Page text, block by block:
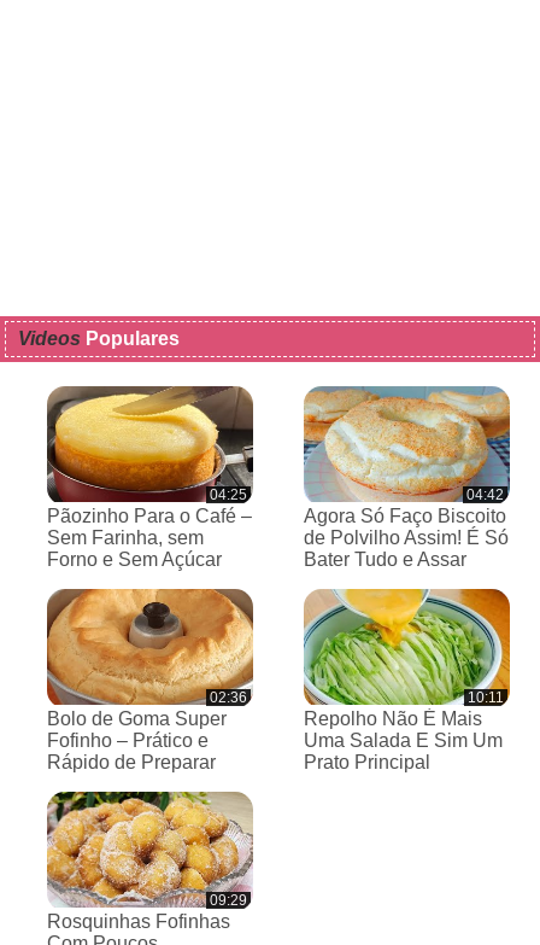
Videos Populares
04:25
Pãozinho Para o Café –
Sem Farinha, sem
Forno e Sem Açúcar
04:42
Agora Só Faço Biscoito
de Polvilho Assim! É Só
Bater Tudo e Assar
02:36
Bolo de Goma Super
Fofinho – Prático e
Rápido de Preparar
10:11
Repolho Não É Mais
Uma Salada E Sim Um
Prato Principal
09:29
Rosquinhas Fofinhas